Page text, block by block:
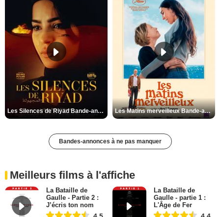
Les Silences de Riyad Bande-annonce VO STFR Les Matins merveilleux Bande-annonce VF
Bandes-annonces à ne pas manquer
Meilleurs films à l'affiche
La Bataille de
Gaulle - Partie 2 :
J’écris ton nom
La Bataille de
Gaulle - partie 1 :
L'Âge de Fer